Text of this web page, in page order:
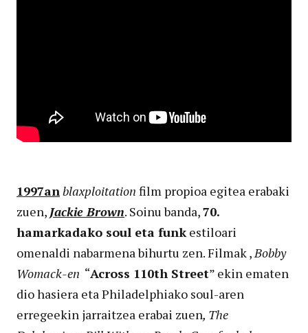
1997anblaxploitation film propioa egitea erabaki
zuen, Jackie Brown. Soinu banda,70.
hamarkadako soul eta funkestiloari
omenaldi nabarmena bihurtu zen. Filmak ,Bobby
Womack-en “Across 110th Street” ekin ematen
dio hasiera eta Philadelphiako soul-aren
erregeekin jarraitzea erabai zuen, The